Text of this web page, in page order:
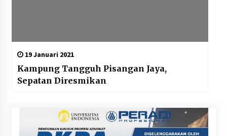
19 Januari 2021
Kampung Tangguh Pisangan Jaya,
Sepatan Diresmikan